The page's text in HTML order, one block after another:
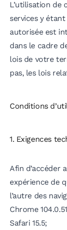
L’utilisation de
services y
autorisée est
dans le cadre
lois de votre
pas, les lois
Conditions
1. Exigences
Afin d’accéder
expérience de
l’autre des
Chrome
Safari 15.5;